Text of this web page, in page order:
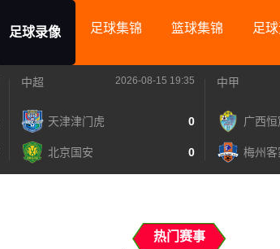
足球录像 足球集锦 篮球集锦 足
中超 2026-08-15 19:35
天津津门虎 0
北京国安 0
中甲
广西恒
梅州客
热门赛事